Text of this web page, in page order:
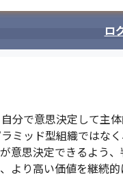
ロ
分で意思決定して主
ミッド型組織ではな
意思決定できるよう
より高い価値を継続